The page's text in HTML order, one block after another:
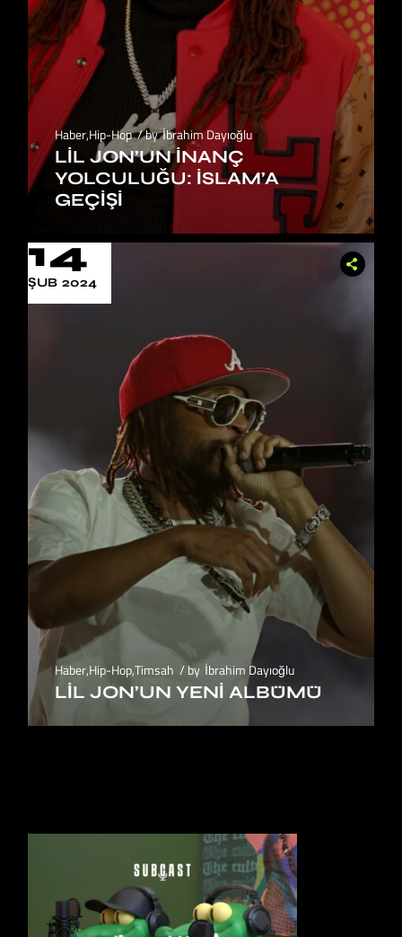
Haber,Hip-Hop by İbrahim Dayıoğlu
LIL JON’UN İNANÇ
YOLCULUĞU: İSLAM’A
GEÇIŞI
14
ŞUB 2024
Haber,Hip-Hop,Timsah by İbrahim Dayıoğlu
LIL JON’UN YENI ALBÜMÜ